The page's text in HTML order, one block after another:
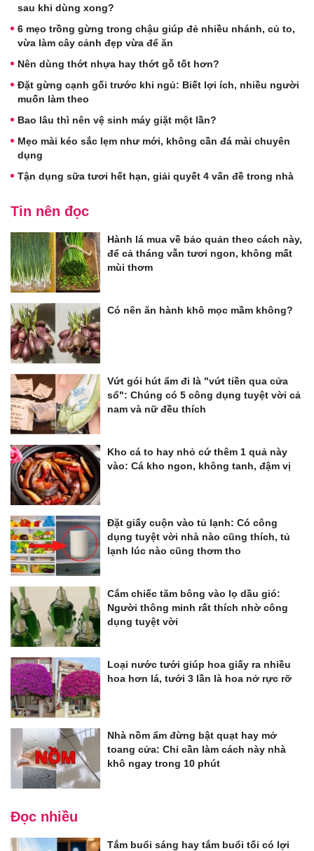
sau khi dùng xong?
6 mẹo trồng gừng trong chậu giúp đẻ nhiều nhánh, củ to,
vừa làm cây cảnh đẹp vừa để ăn
Nên dùng thớt nhựa hay thớt gỗ tốt hơn?
Đặt gừng cạnh gối trước khi ngủ: Biết lợi ích, nhiều người
muốn làm theo
Bao lâu thì nên vệ sinh máy giặt một lần?
Mẹo mài kéo sắc lẹm như mới, không cần đá mài chuyên
dụng
Tận dụng sữa tươi hết hạn, giải quyết 4 vấn đề trong nhà
Tin nên đọc
Hành lá mua về bảo quản theo cách này,
để cả tháng vẫn tươi ngon, không mất
mùi thơm
Có nên ăn hành khô mọc mầm không?
Vứt gói hút ẩm đi là "vứt tiền qua cửa
sổ": Chúng có 5 công dụng tuyệt vời cả
nam và nữ đều thích
Kho cá to hay nhỏ cứ thêm 1 quả này
vào: Cá kho ngon, không tanh, đậm vị
Đặt giấy cuộn vào tủ lạnh: Có công
dụng tuyệt vời nhà nào cũng thích, tủ
lạnh lúc nào cũng thơm tho
Cắm chiếc tăm bông vào lọ dầu gió:
Người thông minh rất thích nhờ công
dụng tuyệt vời
Loại nước tưới giúp hoa giấy ra nhiều
hoa hơn lá, tưới 3 lần là hoa nở rực rỡ
Nhà nồm ẩm đừng bật quạt hay mở
toang cửa: Chỉ cần làm cách này nhà
khô ngay trong 10 phút
Đọc nhiều
Tắm buổi sáng hay tắm buổi tối có lợi